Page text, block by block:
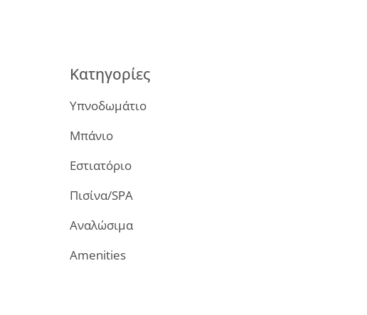
Κατηγορίες
Υπνοδωμάτιο
Μπάνιο
Εστιατόριο
Πισίνα/SPA
Αναλώσιμα
Amenities